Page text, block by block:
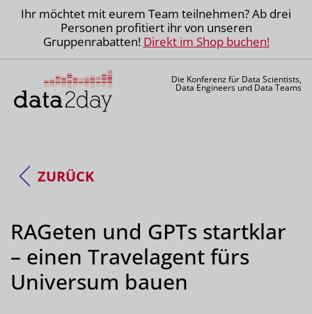
Ihr möchtet mit eurem Team teilnehmen? Ab drei
Personen profitiert ihr von unseren
Gruppenrabatten! Direkt im Shop buchen!
Die Konferenz für Data Scientists,
Data Engineers und Data Teams
ZURÜCK
RAGeten und GPTs startklar
– einen Travelagent fürs
Universum bauen